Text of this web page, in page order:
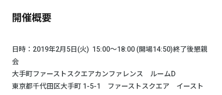
開催概要
日時：2019年2月5日(火) 15:00～18:00 (開場14:50)終了後懇親
会
大手町ファーストスクエアカンファレンス ルームD
東京都千代田区大手町 1-5-1 ファーストスクエア イースト